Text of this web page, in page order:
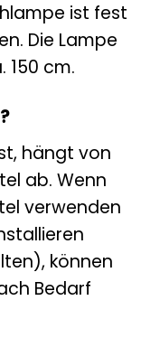
ist fest
Die Lampe
150 cm.
hängt von
ab. Wenn
verwenden
können
Bedarf